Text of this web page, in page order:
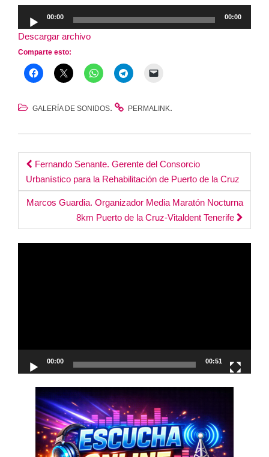
de
audio
00:00 00:00
Descargar archivo
Comparte esto:
GALERÍA DE SONIDOS. PERMALINK.
Post
navigation
Fernando Senante. Gerente del Consorcio
Urbanístico para la Rehabilitación de Puerto de la Cruz
Marcos Guardia. Organizador Media Maratón Nocturna
8km Puerto de la Cruz-Vitaldent Tenerife
00:00 00:51